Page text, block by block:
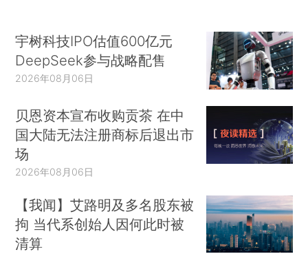
宇树科技IPO估值600亿元
DeepSeek参与战略配售
2026年08月06日
贝恩资本宣布收购贡茶 在中
国大陆无法注册商标后退出市
场
2026年08月06日
【我闻】艾路明及多名股东被
拘 当代系创始人因何此时被
清算